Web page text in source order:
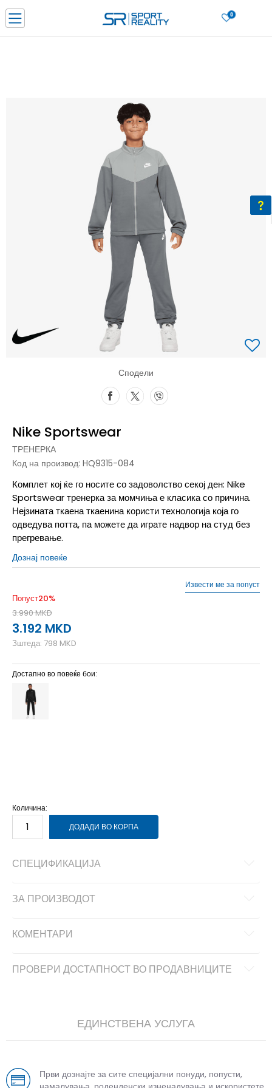
0
& COLLECT Платете со картичка online и подигнете во продавницата по ваш
ДОЗНАЈ ПОВЕЌЕ
Ценовник
ДОЗНАЈ ПОВЕЌЕ
Сподели
Nike Sportswear
ТРЕНЕРКА
Код на производ: HQ9315-084
Комплет кој ќе го носите со задоволство секој ден: Nike
Sportswear тренерка за момчиња е класика со причина.
Нејзината ткаена ткаенина користи технологија која го
одведува потта, па можете да играте надвор на студ без
прегревање.
Дознај повеќе
Попуст20%
3.990MKD
3.192 MKD
Зштеда: 798 MKD
Извести ме за попуст
Достапно во повеќе бои:
Количина:
ДОДАДИ ВО КОРПА
СПЕЦИФИКАЦИЈА
ЗА ПРОИЗВОДОТ
КОМЕНТАРИ
ПРОВЕРИ ДОСТАПНОСТ ВО ПРОДАВНИЦИТЕ
ЕДИНСТВЕНА УСЛУГА
Први дознајте за сите специјални понуди, попусти,